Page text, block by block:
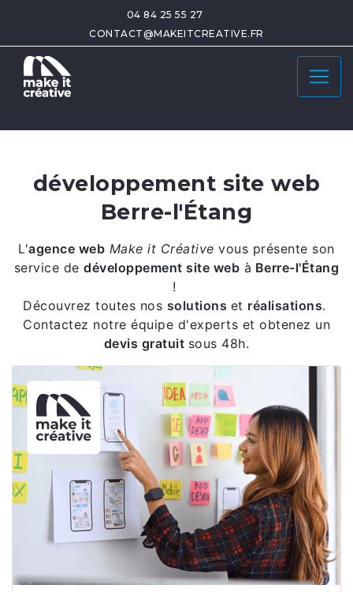
04 84 25 55 27
CONTACT@MAKEITCREATIVE.FR
développement site web
Berre-l'Étang
L'agence web Make it Créativevous présente son
service dedéveloppement site web à Berre-l'Étang
!
Découvrez toutes nos solutions et réalisations.
Contactez notre équipe d'experts et obtenez un
devis gratuit sous 48h.